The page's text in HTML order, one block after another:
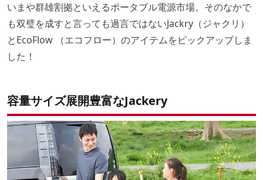
いまや群雄割拠といえるポータブル電源市場。そのなかで
も双璧を成すと言っても過言ではないJackry（ジャクリ）
とEcoFlow （エコフロー）のアイテムをピックアップしま
した！
容量サイズ展開豊富なJackery